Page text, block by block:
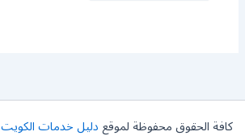
كافة الحقوق محفوظة لموقعدليل خدمات الكويت